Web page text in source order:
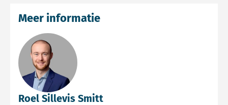
Roel Sillevis Smitt
Meer informatie